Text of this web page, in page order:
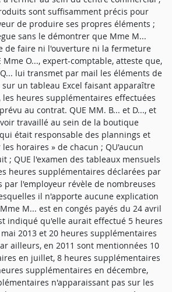
sont suffisamment précis pour
de produire ses propres éléments ;
sans le démontrer que Mme M...
de faire ni l'ouverture ni la fermeture
O..., expert-comptable, atteste que,
lui transmet par mail les éléments de
sur un tableau Excel faisant apparaître
heures supplémentaires effectuées
au contrat. QUE MM. B... et D..., et
travaillé au sein de la boutique
était responsable des plannings et
horaires » de chacun ; QU'aucun
; QUE l'examen des tableaux mensuels
heures supplémentaires déclarées par
par l'employeur révèle de nombreuses
il n'apporte aucune explication
M... est en congés payés du 24 avril
indiqué qu'elle aurait effectué 5 heures
2013 et 20 heures supplémentaires
ailleurs, en 2011 sont mentionnées 10
en juillet, 8 heures supplémentaires
supplémentaires en décembre,
n'apparaissant pas sur les